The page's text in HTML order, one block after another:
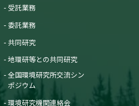
受託業務
委託業務
共同研究
地環研等との共同研究
全国環境研究所交流シン
ポジウム
環境研究機関連絡会